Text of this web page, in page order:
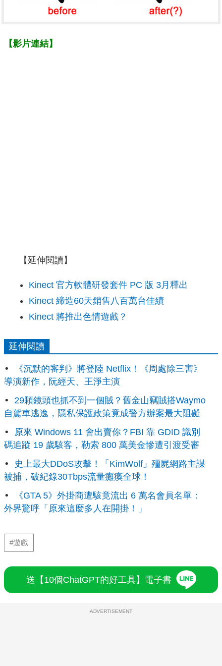
【影片連結】
【延伸閱讀】
Kinect 官方軟體研發套件 PC 版 3月釋出
Kinect 締造60天銷售八百萬台佳績
Kinect 將推出色情遊戲？
延伸閱讀
《沉默的審判》將登陸 Netflix！《周處除三害》
導演新作，阮經天、王淨主演
29顆鏡頭也抓不到一個賊？舊金山竊賊搭Waymo
自駕車逃逸，隱私保護政策竟成警方辦案最大阻礙
原來 Windows 11 會出賣你？FBI 靠 GDID 識別
碼追蹤 19 歲駭客，勒索 800 萬美金慘遭引渡受審
史上最大DDoS攻擊！「KimWolf」殭屍網路主謀
被捕，破紀錄30Tbps流量癱瘓全球！
《GTA 5》外掛商遭駭竟流出 6 萬名會員名單：
外界驚呼「原來這麼多人在開掛！」
#遊戲
送【10個ChatGPT的好工具】電子書
ADVERTISEMENT